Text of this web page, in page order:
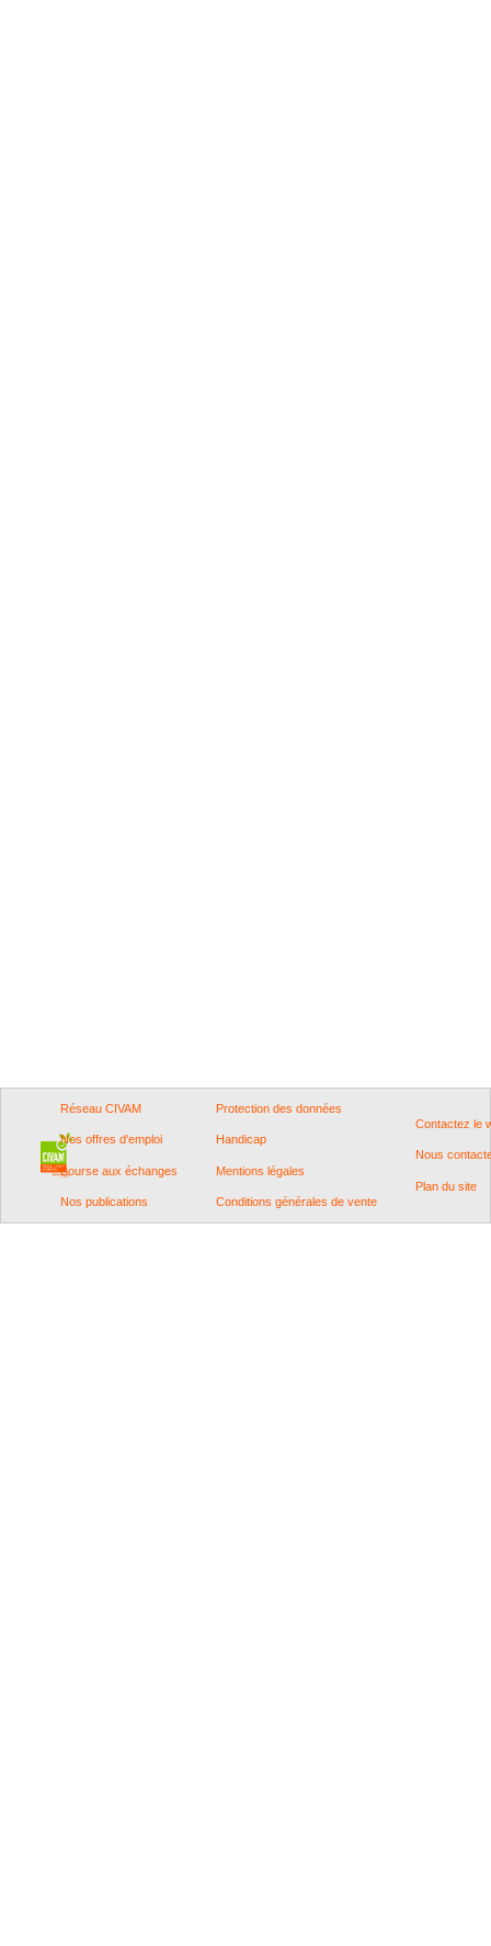
Réseau CIVAM
Nos offres d'emploi
Bourse aux échanges
Nos publications
Protection des données
Handicap
Mentions légales
Conditions générales de vente
Contactez le
Nous
Plan du site